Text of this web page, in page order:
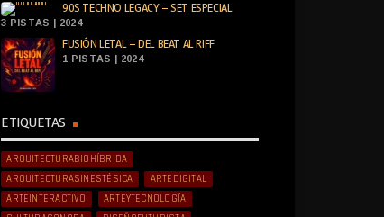
90S TECHNO LEGACY – SET ESPECIAL
3 PISTAS | 2024
FUSIÓN LETAL – DEL BEAT AL RIFF
1 PISTAS | 2024
ETIQUETAS
ARQUITECTURABIOHÍBRIDA
ARQUITECTURASINESTÉSICA
ARTEDIGITAL
ARTEINTERACTIVO
ARTEYTECNOLOGÍA